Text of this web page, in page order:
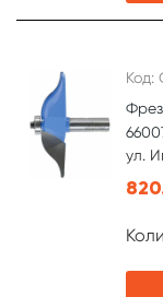
Код:
ул.